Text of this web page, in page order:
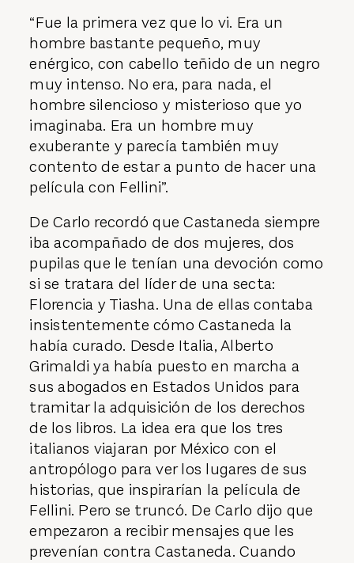
“Fue la primera vez que lo vi. Era un
hombre bastante pequeño, muy
enérgico, con cabello teñido de un negro
muy intenso. No era, para nada, el
hombre silencioso y misterioso que yo
imaginaba. Era un hombre muy
exuberante y parecía también muy
contento de estar a punto de hacer una
película con Fellini”.
De Carlo recordó que Castaneda siempre
iba acompañado de dos mujeres, dos
pupilas que le tenían una devoción como
si se tratara del líder de una secta:
Florencia y Tiasha. Una de ellas contaba
insistentemente cómo Castaneda la
había curado. Desde Italia, Alberto
Grimaldi ya había puesto en marcha a
sus abogados en Estados Unidos para
tramitar la adquisición de los derechos
de los libros. La idea era que los tres
italianos viajaran por México con el
antropólogo para ver los lugares de sus
historias, que inspirarían la película de
Fellini. Pero se truncó. De Carlo dijo que
empezaron a recibir mensajes que les
prevenían contra Castaneda. Cuando